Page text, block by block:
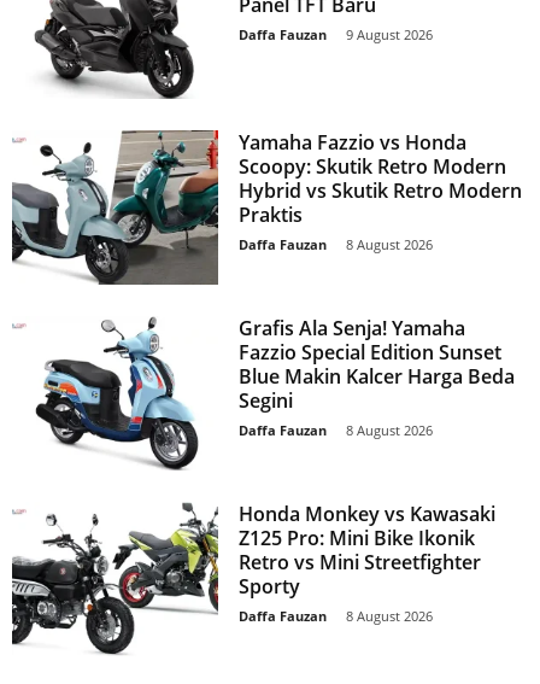
Daffa Fauzan 9 August 2026
Yamaha Fazzio vs Honda
Scoopy: Skutik Retro Modern
Hybrid vs Skutik Retro Modern
Praktis
Daffa Fauzan 8 August 2026
Grafis Ala Senja! Yamaha
Fazzio Special Edition Sunset
Blue Makin Kalcer Harga Beda
Segini
Daffa Fauzan 8 August 2026
Honda Monkey vs Kawasaki
Z125 Pro: Mini Bike Ikonik
Retro vs Mini Streetfighter
Sporty
Daffa Fauzan 8 August 2026